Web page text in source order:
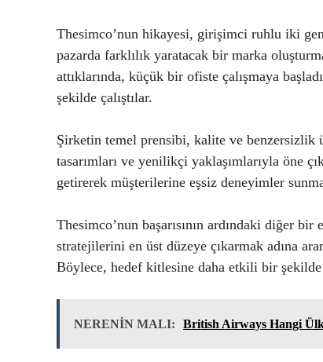
Thesimco’nun hikayesi, girişimci ruhlu iki
pazarda farklılık yaratacak bir marka
attıklarında, küçük bir ofiste çalışmaya
şekilde çalıştılar.
Şirketin temel prensibi, kalite ve benzersizlik
tasarımları ve yenilikçi yaklaşımlarıyla öne
getirerek müşterilerine eşsiz deneyimler
Thesimco’nun başarısının ardındaki diğer
stratejilerini en üst düzeye çıkarmak adına
Böylece, hedef kitlesine daha etkili bir şekilde
NERENİN MALI: British Airways Hangi